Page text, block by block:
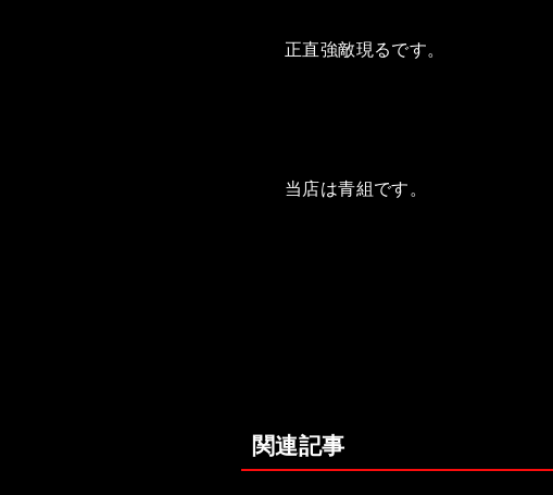
正直強敵現るです。
当店は青組です。
関連記事